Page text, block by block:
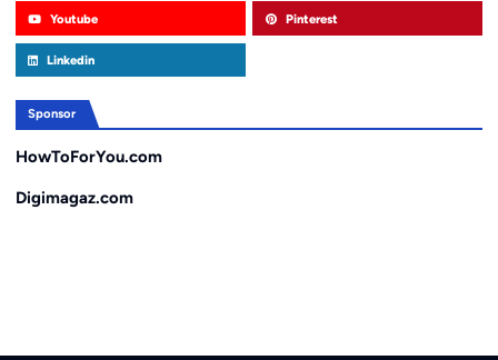
Youtube Pinterest
Linkedin
Sponsor
HowToForYou.com
Digimagaz.com